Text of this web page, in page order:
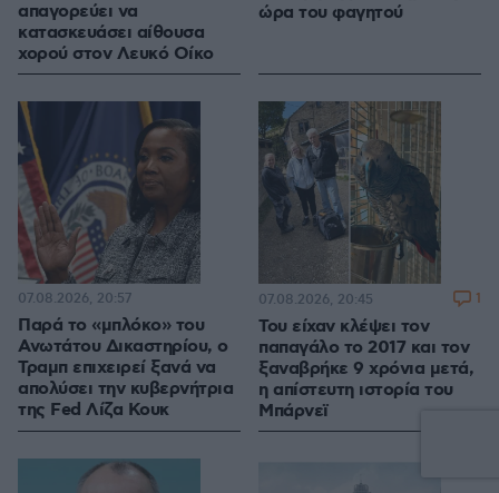
απαγορεύει να
κατασκευάσει αίθουσα
χορού στον Λευκό Οίκο
ώρα του φαγητού
Παρά το «μπλόκο» του
Ανωτάτου Δικαστηρίου, ο
Τραμπ επιχειρεί ξανά να
απολύσει την κυβερνήτρια
της Fed Λίζα Κουκ
07.08.2026, 20:57
Του είχαν κλέψει τον
παπαγάλο το 2017 και τον
ξαναβρήκε 9 χρόνια μετά,
η απίστευτη ιστορία του
Μπάρνεϊ
07.08.2026, 20:45 1